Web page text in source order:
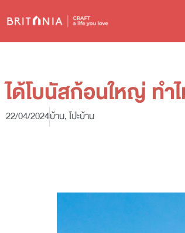
ได้โบนัสก้อนใหญ่ ทำ
22/04/2024บ้าน,โปะบ้าน